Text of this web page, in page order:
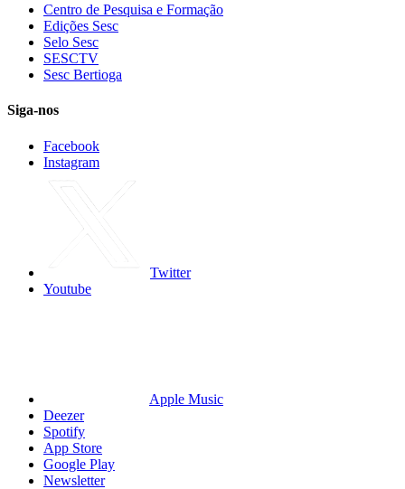
Centro de Pesquisa e Formação
Edições Sesc
Selo Sesc
SESCTV
Sesc Bertioga
Siga-nos
Facebook
Instagram
Twitter
Youtube
Apple Music
Deezer
Spotify
App Store
Google Play
Newsletter